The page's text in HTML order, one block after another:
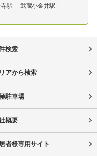
駅 武蔵小金井駅
検索
アから検索
駐車場
概要
者様専用サイト